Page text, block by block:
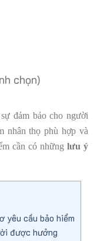
chọn)
đảm bảo cho người
nhân thọ phù hợp và
cần có những lưu ý
yêu cầu bảo hiểm
được hưởng